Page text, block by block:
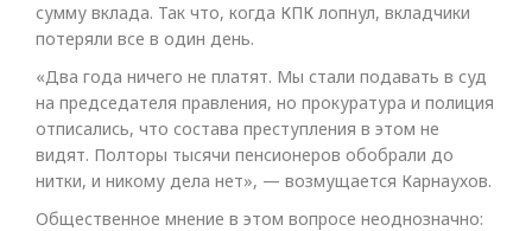
сумму вклада. Так что, когда КПК лопнул, вкладчики
потеряли все в один день.
«Два года ничего не платят. Мы стали подавать в суд
на председателя правления, но прокуратура и полиция
отписались, что состава преступления в этом не
видят. Полторы тысячи пенсионеров обобрали до
нитки, и никому дела нет», — возмущается Карнаухов.
Общественное мнение в этом вопросе неоднозначно: